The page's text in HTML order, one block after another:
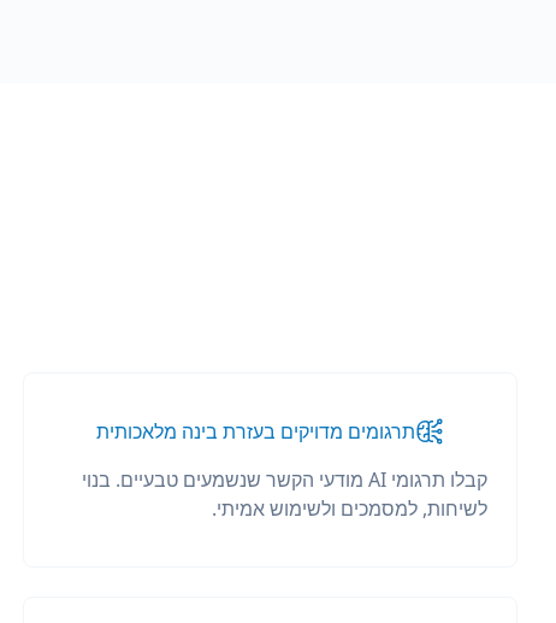
תרגומים מדויקים בעזרת בינה מלאכותית
קבלו תרגומי AI מודעי הקשר שנשמעים טבעיים. בנוי
לשיחות, למסמכים ולשימוש אמיתי.